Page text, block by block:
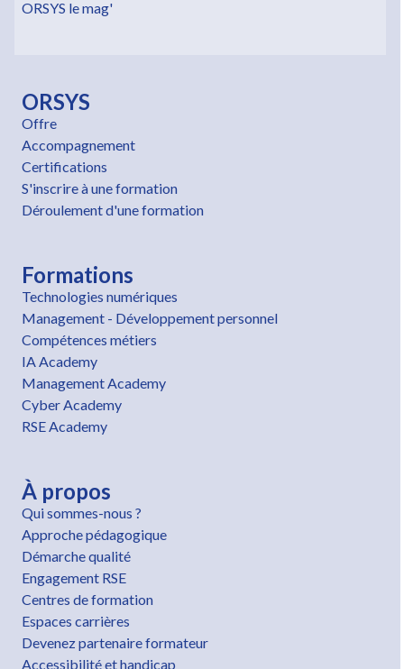
ORSYS le mag'
ORSYS
Offre
Accompagnement
Certifications
S'inscrire à une formation
Déroulement d'une formation
Formations
Technologies numériques
Management - Développement personnel
Compétences métiers
IA Academy
Management Academy
Cyber Academy
RSE Academy
À propos
Qui sommes-nous ?
Approche pédagogique
Démarche qualité
Engagement RSE
Centres de formation
Espaces carrières
Devenez partenaire formateur
Accessibilité et handicap